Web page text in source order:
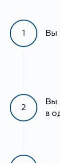
1 Вы
2
Вы
в